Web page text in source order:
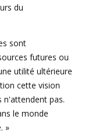
du
sont
futures ou
utilité ultérieure
cette vision
n'attendent pas.
le monde
»